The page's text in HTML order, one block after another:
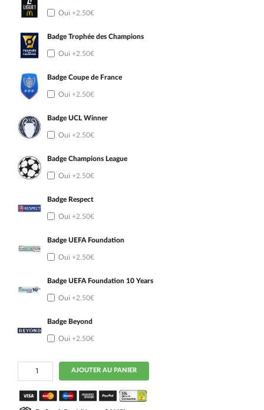
Oui +2.50€
Badge Trophée des Champions
Oui +2.50€
Badge Coupe de France
Oui +2.50€
Badge UCL Winner
Oui +2.50€
Badge Champions League
Oui +2.50€
Badge Respect
Oui +2.50€
Badge UEFA Foundation
Oui +2.50€
Badge UEFA Foundation 10 Years
Oui +2.50€
Badge Beyond
Oui +2.50€
quantité
Maillot
PSG
Domicile
AJOUTER AU PANIER